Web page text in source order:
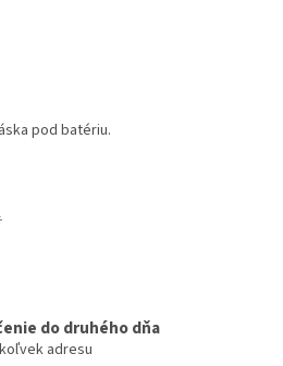
pod batériu.
do druhého dňa
adresu